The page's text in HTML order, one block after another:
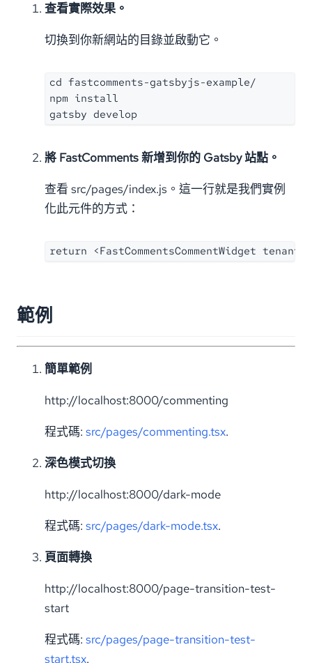
查看實際效果。
切換到你新網站的目錄並啟動它。
cd fastcomments-gatsbyjs-example/
npm install
gatsby develop
將 FastComments 新增到你的 Gatsby 站點。
查看 src/pages/index.js。這一行就是我們實例
化此元件的方式：
return <FastCommentsCommentWidget tenantId
範例
簡單範例
http://localhost:8000/commenting
程式碼: src/pages/commenting.tsx.
深色模式切換
http://localhost:8000/dark-mode
程式碼: src/pages/dark-mode.tsx.
頁面轉換
http://localhost:8000/page-transition-test-
start
程式碼: src/pages/page-transition-test-
start.tsx.